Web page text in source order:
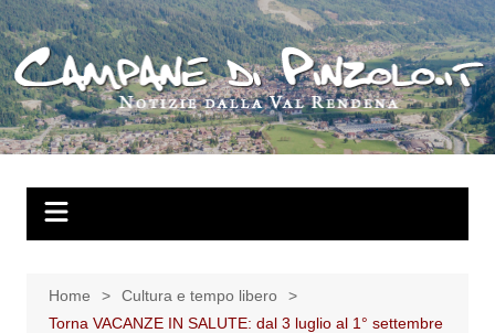
Salta
al
contenuto
Home
Cultura e tempo libero
Torna VACANZE IN SALUTE: dal 3 luglio al 1° settembre